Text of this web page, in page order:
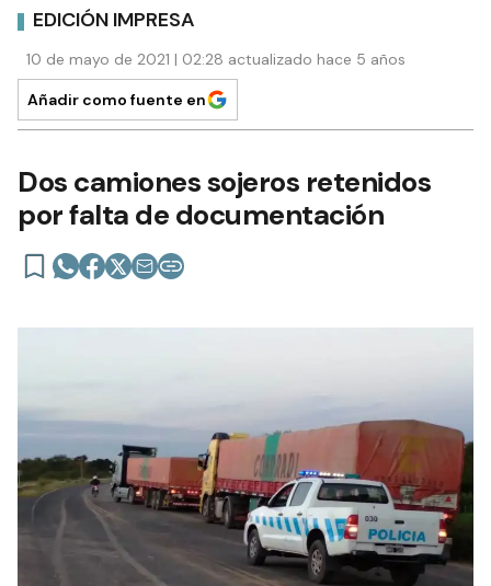
EDICIÓN IMPRESA
10 de mayo de 2021 | 02:28 actualizado hace 5 años
Añadir como fuente en
Dos camiones sojeros retenidos
por falta de documentación